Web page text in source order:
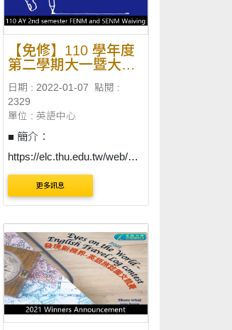
【免修】110 學年度
第二學期大一暨大二
項及審核結果（更新
日期：2022年3月2
日）
日期 : 2022-01-07
點閱 :
2329
單位 : 英語中心
■ 簡介：
https://elc.thu.edu.tw/web/pa
ge/page.php?
scid=31&sid=33 ■ 開放申請
（星期一）至 2022 年 2 月
25 日（星期五） ■ 適用對
象：（外國語文學系除外）
110 學年寒假轉學生 110 ....
更多訊息